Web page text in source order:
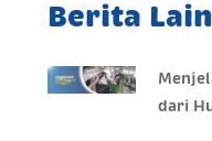
Berita
dari